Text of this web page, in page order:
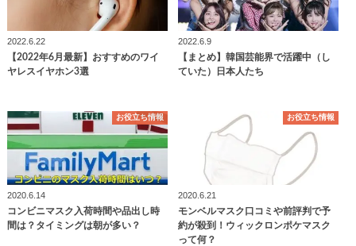
2022.6.22
【2022年6月最新】おすすめのワイ
ヤレスイヤホン3選
2022.6.9
【まとめ】韓国芸能界で活躍中（し
ていた）日本人たち
お役立ち情報
2020.6.14
コンビニマスク入荷時間や品出し時
間は？タイミングは朝が多い？
お役立ち情報
2020.6.21
モンベルマスク口コミや前評判で予
約が殺到！ウィックロンポケマスク
って何？